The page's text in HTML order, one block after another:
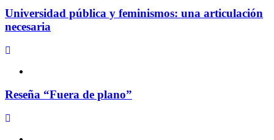
Universidad pública y feminismos: una articulación
necesaria
Reseña “Fuera de plano”